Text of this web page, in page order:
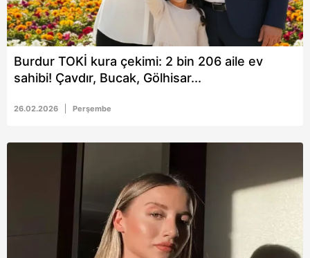
Burdur TOKİ kura çekimi: 2 bin 206 aile ev
sahibi! Çavdır, Bucak, Gölhisar...
26.02.2026 Perşembe